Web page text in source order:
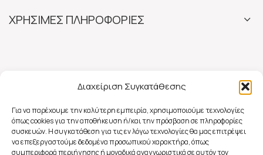
Διαχείριση Συγκατάθεσης
Για να παρέχουμε την καλύτερη εμπειρία, χρησιμοποιούμε τεχνολογίες
όπως cookies για την αποθήκευση ή/και την πρόσβαση σε πληροφορίες
συσκευών. Η συγκατάθεση για τις εν λόγω τεχνολογίες θα μας επιτρέψει
να επεξεργαστούμε δεδομένα προσωπικού χαρακτήρα, όπως
συμπεριφορά περιήγησης ή μοναδικά αναγνωριστικά σε αυτόν τον
ΧΡΗΣΙΜΕΣ ΠΛΗΡΟΦΟΡΙΕΣ